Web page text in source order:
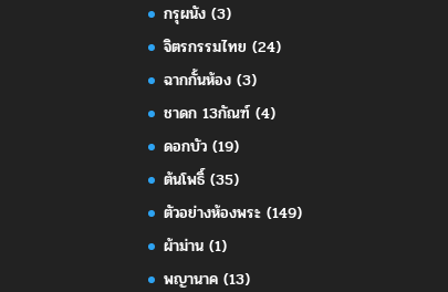
กรุผนัง (3)
จิตรกรรมไทย (24)
ฉากกั้นห้อง (3)
ชาดก 13กัณฑ์ (4)
ดอกบัว (19)
ต้นโพธิ์ (35)
ตัวอย่างห้องพระ (149)
ผ้าม่าน (1)
พญานาค (13)